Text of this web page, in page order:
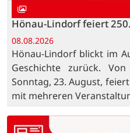
Hönau-Lindorf feiert
08.08.2026
Hönau-Lindorf blickt im
Geschichte zurück.
Sonntag, 23. August,
mit mehreren